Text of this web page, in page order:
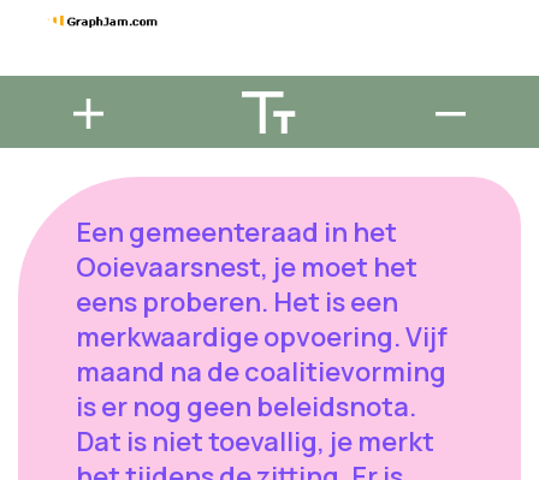
Een gemeenteraad in het
Ooievaarsnest, je moet het
eens proberen. Het is een
merkwaardige opvoering. Vijf
maand na de coalitievorming
is er nog geen beleidsnota.
Dat is niet toevallig, je merkt